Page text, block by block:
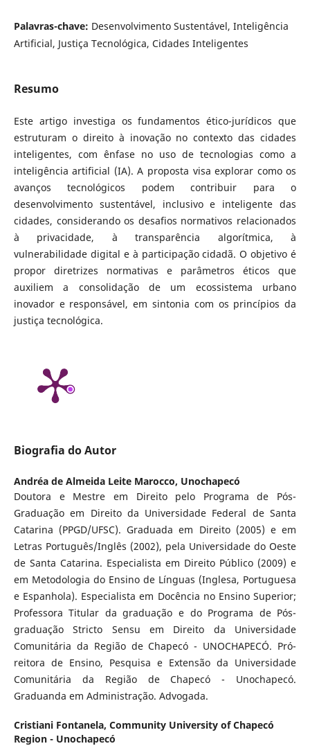
Palavras-chave: Desenvolvimento Sustentável, Inteligência
Artificial, Justiça Tecnológica, Cidades Inteligentes
Resumo
Este artigo investiga os fundamentos ético-jurídicos que
estruturam o direito à inovação no contexto das cidades
inteligentes, com ênfase no uso de tecnologias como a
inteligência artificial (IA). A proposta visa explorar como os
avanços tecnológicos podem contribuir para o
desenvolvimento sustentável, inclusivo e inteligente das
cidades, considerando os desafios normativos relacionados
à privacidade, à transparência algorítmica, à
vulnerabilidade digital e à participação cidadã. O objetivo é
propor diretrizes normativas e parâmetros éticos que
auxiliem a consolidação de um ecossistema urbano
inovador e responsável, em sintonia com os princípios da
justiça tecnológica.
Biografia do Autor
Andréa de Almeida Leite Marocco, Unochapecó
Doutora e Mestre em Direito pelo Programa de Pós-
Graduação em Direito da Universidade Federal de Santa
Catarina (PPGD/UFSC). Graduada em Direito (2005) e em
Letras Português/Inglês (2002), pela Universidade do Oeste
de Santa Catarina. Especialista em Direito Público (2009) e
em Metodologia do Ensino de Línguas (Inglesa, Portuguesa
e Espanhola). Especialista em Docência no Ensino Superior;
Professora Titular da graduação e do Programa de Pós-
graduação Stricto Sensu em Direito da Universidade
Comunitária da Região de Chapecó - UNOCHAPECÓ. Pró-
reitora de Ensino, Pesquisa e Extensão da Universidade
Comunitária da Região de Chapecó - Unochapecó.
Graduanda em Administração. Advogada.
Cristiani Fontanela, Community University of Chapecó
Region - Unochapecó